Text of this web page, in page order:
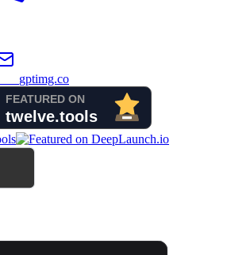
gptimg.co